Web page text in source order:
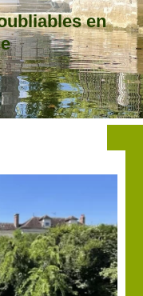
en